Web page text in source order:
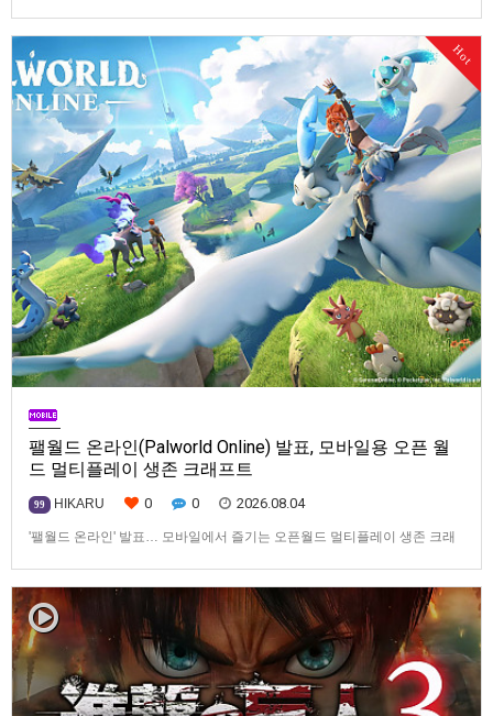
Hot
팰월드 온라인(Palworld Online) 발표, 모바일용 오픈 월
드 멀티플레이 생존 크래프트
99 HIKARU 0 0 2026.08.04
'팰월드 온라인' 발표… 모바일에서 즐기는 오픈월드 멀티플레이 생존 크래
인Pocketpair의 정식 라이선스를 받아, 글로벌 히트작 '팰월드(Palworld)'를
기반으로 한…